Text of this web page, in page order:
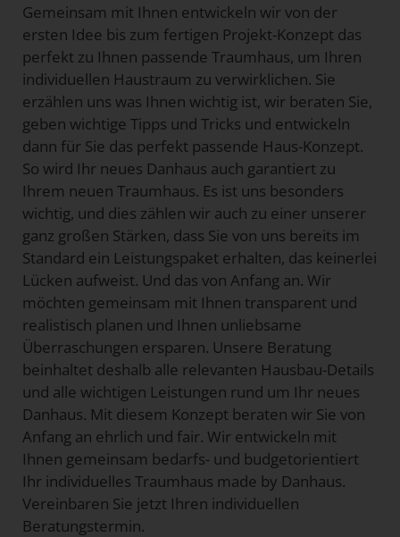
Gemeinsam mit Ihnen entwickeln wir von der
ersten Idee bis zum fertigen Projekt-Konzept das
perfekt zu Ihnen passende Traumhaus, um Ihren
individuellen Haustraum zu verwirklichen. Sie
erzählen uns was Ihnen wichtig ist, wir beraten Sie,
geben wichtige Tipps und Tricks und entwickeln
dann für Sie das perfekt passende Haus-Konzept.
So wird Ihr neues Danhaus auch garantiert zu
Ihrem neuen Traumhaus. Es ist uns besonders
wichtig, und dies zählen wir auch zu einer unserer
ganz großen Stärken, dass Sie von uns bereits im
Standard ein Leistungspaket erhalten, das keinerlei
Lücken aufweist. Und das von Anfang an. Wir
möchten gemeinsam mit Ihnen transparent und
realistisch planen und Ihnen unliebsame
Überraschungen ersparen. Unsere Beratung
beinhaltet deshalb alle relevanten Hausbau-Details
und alle wichtigen Leistungen rund um Ihr neues
Danhaus. Mit diesem Konzept beraten wir Sie von
Anfang an ehrlich und fair. Wir entwickeln mit
Ihnen gemeinsam bedarfs- und budgetorientiert
Ihr individuelles Traumhaus made by Danhaus.
Vereinbaren Sie jetzt Ihren individuellen
Beratungstermin.